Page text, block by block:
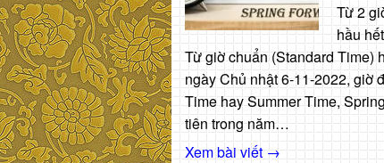
Từ 2
hầu
Từ giờ chuẩn (Standard Time)
ngày Chủ nhật 6-11-2022, giờ
Time hay Summer Time,
tiên trong năm…
Xem bài viết →